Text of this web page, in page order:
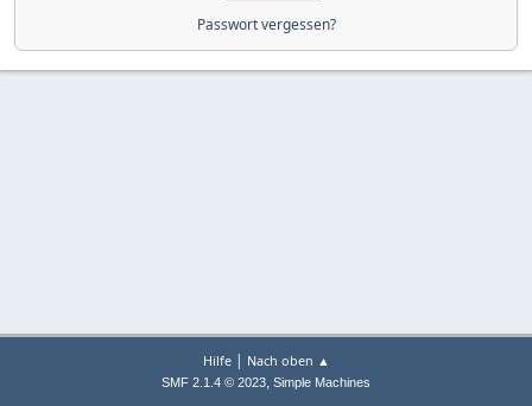
Passwort vergessen?
Hilfe| Nach oben ▲
SMF 2.1.4 © 2023, Simple Machines